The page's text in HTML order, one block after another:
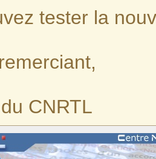
tester la
CNRTL